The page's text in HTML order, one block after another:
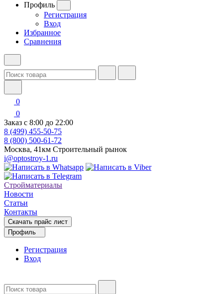
Профиль
Регистрация
Вход
Избранное
Сравнения
0
0
Заказ с 8:00 до 22:00
8 (499) 455-50-75
8 (800) 500-61-72
Москва, 41км Строительный рынок
i@optostroy-1.ru
Стройматериалы
Новости
Статьи
Контакты
Скачать прайс лист
Профиль
Регистрация
Вход